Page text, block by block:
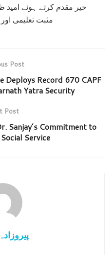
خیر مقدم کرتے ہوئے
مثبت تعلیمی
Post
Deploys Record 670 CAPF
Yatra Security
Post
Sanjay’s Commitment to
Service